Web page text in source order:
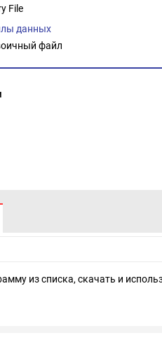
File
данных
файл
из списка, скачать и